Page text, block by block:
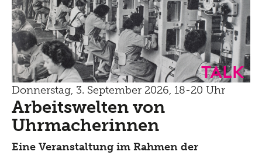
Talk
Donnerstag, 3. September 2026, 18-20 Uhr
Arbeitswelten von
Uhrmacherinnen
Eine Veranstaltung im Rahmen der